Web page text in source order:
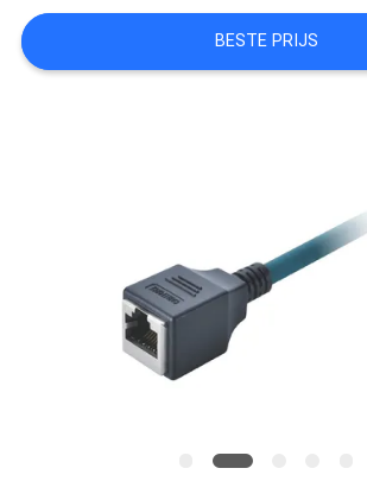
BESTE PRIJS